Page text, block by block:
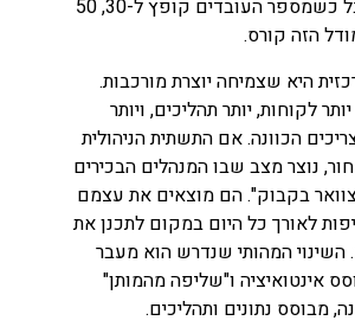
אנשים, אבל כשמספר העובדים קופץ ל-30, 50
היא שצמיחה יוצרת מורכבות.
לקוחות, יותר תהליכים, ויותר
הכוונה. אם התשתית הניהולית
נוצר מצב שבו המנהלים הבכירים
בקבוק". הם מוצאים את עצמם
לאורך כל היום במקום לתכנן את
המהותי שנדרש הוא מעבר
אינטואיציה ו"שליפה מהמותן"
מבוסס נתונים ותהליכים.